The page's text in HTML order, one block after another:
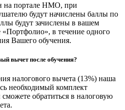
на портале НМО, при
будут начислены баллы по
будут зачислены в вашем
«Портфолио», в течение одного
Вашего обучения.
вычет после обучения?
налогового вычета (13%) наша
необходимый комплект
обратиться в налоговую